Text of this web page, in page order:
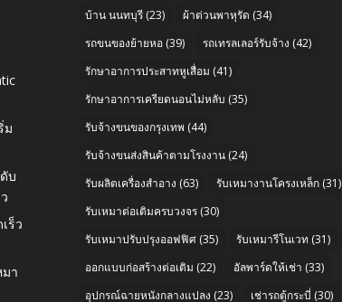
ม
บ
ร็ว
า
บ้าน นนทบุรี(23) ผ้าต่วนพาหุรัด (34)
รถขนของย้ายหอ(39) รถเทรลเลอร์รับจ้าง (42)
รักษาอาการประสาทหูเสื่อม (41)
รักษาอาการเครียดนอนไม่หลับ (35)
รับจ้างขนของกรุงเทพ (44)
รับจ้างขนส่งสินค้าตามโรงงาน(24)
รับผลิตเครื่องสำอาง (63) รับเหมางานโครงเหล็ก(31)
รับเหมาต่อเติมครบวงจร(30)
รับเหมาปรับปรุงออฟฟิศ(35) รับเหมารีโนเวท (31)
ออกแบบก่อสร้างต่อเติม (22) อัลพาร์ดให้เช่า (33)
อุปกรณ์ฉายหนังกลางแปลง (23) เช่ารถตู้กระบี่ (30)